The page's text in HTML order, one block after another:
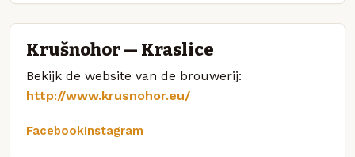
Krušnohor — Kraslice
Bekijk de website van de brouwerij:
http://www.krusnohor.eu/
FacebookInstagram